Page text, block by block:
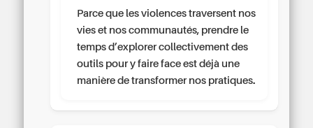
Parce que les violences traversent nos
vies et nos communautés, prendre le
temps d’explorer collectivement des
outils pour y faire face est déjà une
manière de transformer nos pratiques.